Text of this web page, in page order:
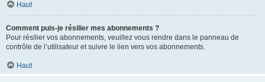
Haut
Comment puis-je résilier mes abonnements ?
Pour résilier vos abonnements, veuillez vous rendre dans le panneau de
contrôle de l’utilisateur et suivre le lien vers vos abonnements.
Haut